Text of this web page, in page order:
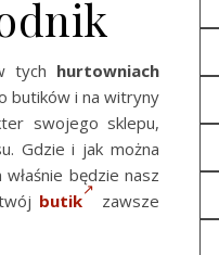
tych hurtowniach
butików i na witryny
swojego sklepu,
Gdzie i jak można
będzie nasz
butik
zawsze